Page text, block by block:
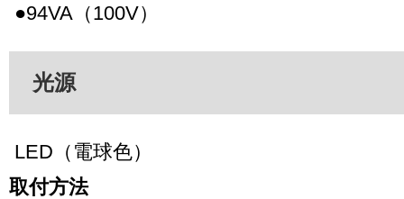
●94VA（100V）
光源
LED（電球色）
取付方法